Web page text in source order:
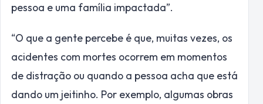
pessoa e uma família impactada”.
“O que a gente percebe é que, muitas vezes, os
acidentes com mortes ocorrem em momentos
de distração ou quando a pessoa acha que está
dando um jeitinho. Por exemplo, algumas obras